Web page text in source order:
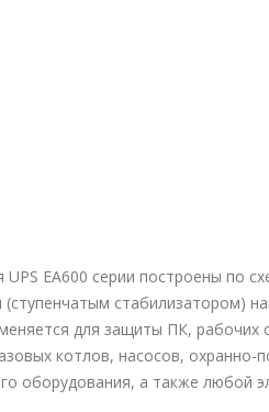
EA600 серии построены по
стабилизатором)
для защиты ПК, рабочих
котлов, насосов,
оборудования, а также любой